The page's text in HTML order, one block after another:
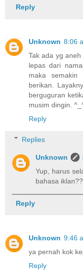
Reply
Unknown 8:06
Tak ada yg
lepas dari
maka
berikan.
berguguran
musim dingin.
Reply
Replies
Unknown
Yup, harus
bahasa
Reply
Unknown 9:46
ya pernah kok
Reply